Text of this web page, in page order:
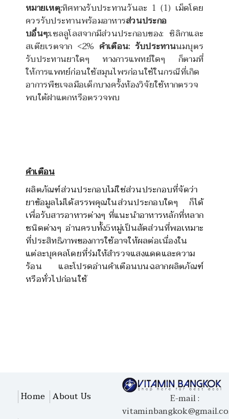
หมายเหตุ:ทิศทางรับประทานวันละ 1 (1) เม็ดโดย
ควรรับประทานพร้อมอาหารส่วนประกอ
บอื่นๆ:เซลลูโลสจากมีส่วนประกอบของ: ซิลิกาและ
สเตียเรตจาก <2% คำเตือน: รับประทานนมบุตร
รับประทานยาใดๆ ทางการแพทย์ใดๆ ก็ตามที่
ให้การแพทย์ก่อนใช้สมุนไพรก่อนใช้ในกรณีที่เกิด
อาการพืชเจลมือเด็กบางครั้งห้องวิจัยใช้หากตรวจ
พบใต้ฝาแตกหรือตรวจพบ
คำเตือน
ผลิตภัณฑ์ส่วนประกอบไม่ใช่ส่วนประกอบที่จัดว่า
ยาข้อมูลไม่ได้สรรพคุณในส่วนประกอบใดๆ ก็ได้
เพื่อรับสารอาหารต่างๆ ที่แนะนำอาหารหลักที่หลาก
ชนิดต่างๆ อ่านครบทั้ง5หมู่เป็นสัดส่วนที่พอเหมาะ
ที่ประสิทธิภาพของการใช้อาจให้ผลต่อเนื่องใน
แต่ละบุคคลโดยที่ร่มให้สำรวจแสงแดดและความ
ร้อน และโปรดอ่านคำเตือนบนฉลากผลิตภัณฑ์
หรือทั่วไปก่อนใช้
Home About Us
E-mail :